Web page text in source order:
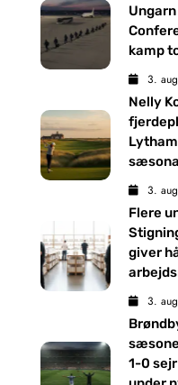
kamp
3.
Nelly
3.
Flere
giver
3.
1-0